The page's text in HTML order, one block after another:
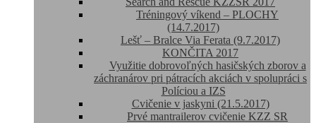
Tréningový víkend – PLOCHY
(14.7.2017)
Lešť – Bralce Via Ferata (9.7.2017)
KONČITA 2017
Využitie dobrovoľných hasičských zborov a
záchranárov pri pátracích akciách v spolupráci s
Políciou a IZS
Cvičenie v jaskyni (21.5.2017)
Prvé mantrailerov cvičenie KZZ SR